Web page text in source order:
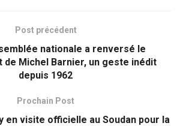
Post précédent
nationale a renversé le
de Michel Barnier, un geste inédit
depuis 1962
Prochain Post
en visite officielle au Soudan pour la